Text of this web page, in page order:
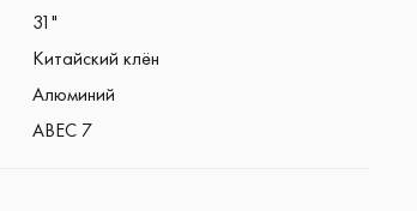
31"
Китайский клён
Алюминий
ABEC 7